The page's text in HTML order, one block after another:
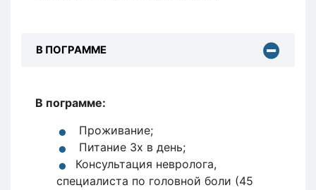
В ПОГРАММЕ
В пограмме:
Проживание;
Питание 3x в день;
Консультация невролога,
специалиста по головной боли (45